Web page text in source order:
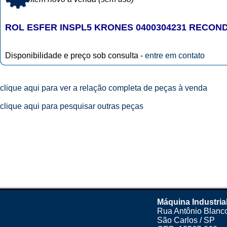
ROL ESFER INSPL5 KRONES 0400304231
Disponibilidade e preço sob consulta - entre em contato
clique aqui para ver a relação completa de peças à venda
clique aqui para pesquisar outras peças
Máquina
Rua Antônio
São Carlos / SP